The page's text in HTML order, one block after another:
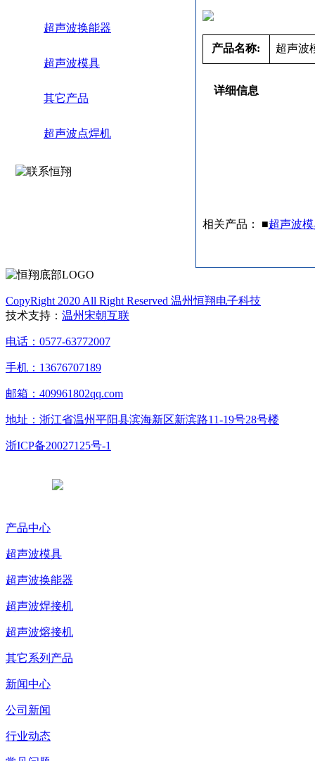
超声波换能器
超声波模具
其它产品
超声波点焊机
产品名称: 超声波
详细信息
相关产品： ■超声波
CopyRight 2020 All Right Reserved 温州恒翔电子科技
技术支持： 温州宋朝互联
电话：0577-63772007
手机：13676707189
邮箱：409961802qq.com
地址：浙江省温州平阳县滨海新区新滨路11-19号28号楼
浙ICP备20027125号-1
产品中心
超声波模具
超声波换能器
超声波焊接机
超声波熔接机
其它系列产品
新闻中心
公司新闻
行业动态